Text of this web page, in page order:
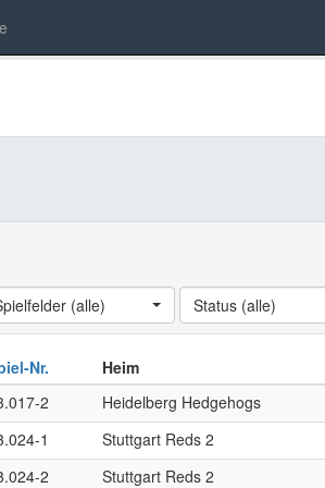
,Landesliga Damen
(alle) Status (alle)
Nr. Heim
2 Heidelberg Hedgehogs
1 Stuttgart Reds 2
2 Stuttgart Reds 2